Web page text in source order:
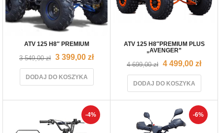
ATV 125 H8″ PREMIUM
3 549,00zł 3 399,00 zł
DODAJ DO KOSZYKA
ATV 125 H8″PREMIUM PLUS
„AVENGER”
4 699,00zł 4 499,00 zł
DODAJ DO KOSZYKA
-4% -6%